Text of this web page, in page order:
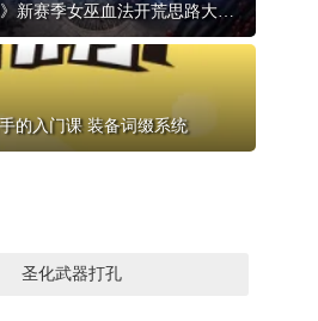
《流放之路2》新赛季女巫血法开荒思路大揭秘
的入门课 装备词缀系统
圣化武器打孔